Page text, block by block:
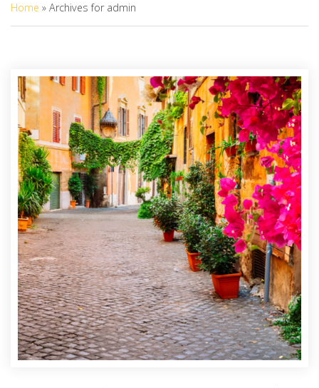
Home » Archives for admin